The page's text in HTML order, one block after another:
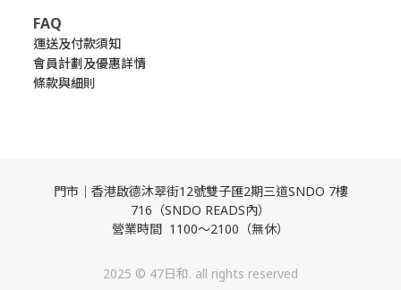
FAQ
運送及付款須知
會員計劃及優惠詳情
條款與細則
門市｜香港啟德沐翠街12號雙子匯2期三道SNDO 7樓
716（SNDO READS內）
營業時間 1100～2100（無休）
2025 © 47日和. all rights reserved